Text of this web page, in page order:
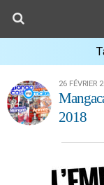
26 FÉVRIER
2018